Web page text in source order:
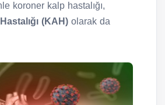
koroner kalp hastalığı,
(KAH) olarak da